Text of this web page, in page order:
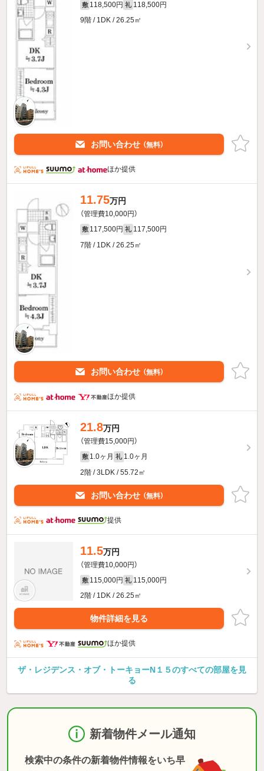
敷 118,500円 礼 118,500円
9階 / 1DK / 26.25㎡
お問い合わせ （無料）
ほか提供
11.75万円
（管理費10,000円）
敷 117,500円 礼 117,500円
7階 / 1DK / 26.25㎡
お問い合わせ （無料）
ほか提供
21.8万円
（管理費15,000円）
敷 1.0ヶ月 礼 1.0ヶ月
2階 / 3LDK / 55.72㎡
お問い合わせ （無料）
提供
11.5万円
（管理費10,000円）
敷 115,000円 礼 115,000円
2階 / 1DK / 26.25㎡
物件詳細を見る
ほか提供
ザ・レジデンス・オブ・トーキョーN１５のすべての部屋を見
る
新着物件メール通知
検索中の条件の新着物件情報をいち早